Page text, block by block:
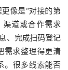
像是“对接的第
渠道或合作需求
、完成扫码登记
需求整理得更清
。很多线索能否